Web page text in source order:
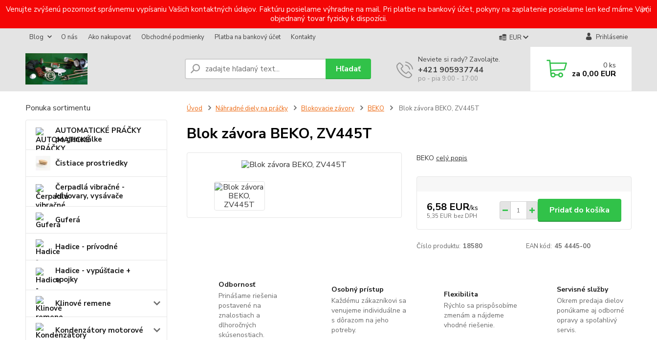
Venujte zvýšenú pozornosť správnemu vypísaniu Vašich kontaktných údajov. Faktúru posielame výhradne na mail. Pri platbe na bankový účet, pokyny na zaplatenie posielame len keď máme Vami
objednaný tovar fyzicky k dispozícii.
Blog O nás Ako nakupovať Obchodné podmienky Platba na bankový účet Kontakty EUR Prihlásenie
Hľadať
Neviete si rady? Zavolajte.
+421 905937744
po - pia 9:00 - 17:00
0 ks
za 0,00 EUR
Ponuka sortimentu
AUTOMATICKÉ PRÁČKY
po generálke
Čistiace prostriedky
Čerpadlá vibračné -
kávovary, vysávače
Guferá
Hadice - prívodné
Hadice - vypúšťacie +
spojky
Klinové remene
Kondenzátory motorové
Úvod Náhradné diely na práčky Blokovacie závory BEKO Blok závora BEKO, ZV445T
Blok závora BEKO, ZV445T
BEKO celý popis
6,58 EUR/ks
5,35 EUR bez DPH
Pridať do košíka
Číslo produktu: 18580 EAN kód: 45 4445-00
Odbornosť
Prinášame riešenia
postavené na
znalostiach a
dlhoročných
skúsenostiach.
Osobný prístup
Každému zákazníkovi sa
venujeme individuálne a
s dôrazom na jeho
potreby.
Flexibilita
Rýchlo sa prispôsobíme
zmenám a nájdeme
vhodné riešenie.
Servisné služby
Okrem predaja dielov
ponúkame aj odborné
opravy a spoľahlivý
servis.